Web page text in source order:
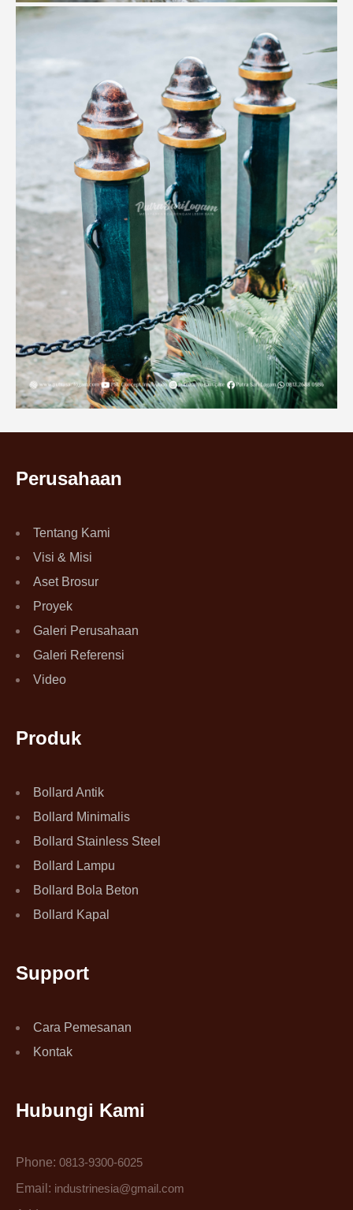
Perusahaan
Tentang Kami
Visi & Misi
Aset Brosur
Proyek
Galeri Perusahaan
Galeri Referensi
Video
Produk
Bollard Antik
Bollard Minimalis
Bollard Stainless Steel
Bollard Lampu
Bollard Bola Beton
Bollard Kapal
Support
Cara Pemesanan
Kontak
Hubungi Kami
Phone: 0813-9300-6025
Email: industrinesia@gmail.com